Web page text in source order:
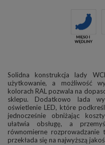
Solidna konstrukcja lady
użytkowanie, a możliwość
kolorach RAL pozwala na
sklepu. Dodatkowo lada
oświetlenie LED, które
jednocześnie obniżając
ułatwia obsługę, a
równomierne rozprowadzanie
przekłada się na najwyższą